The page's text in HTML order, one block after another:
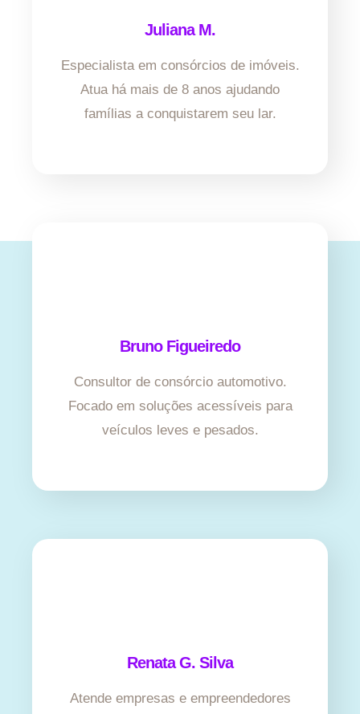
Juliana M.
Especialista em consórcios de imóveis.
Atua há mais de 8 anos ajudando
famílias a conquistarem seu lar.
Bruno Figueiredo
Consultor de consórcio automotivo.
Focado em soluções acessíveis para
veículos leves e pesados.
Renata G. Silva
Atende empresas e empreendedores